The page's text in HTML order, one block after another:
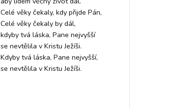
Celé věky čekaly, kdy přijde Pán,
Celé věky čekaly by dál,
kdyby tvá láska, Pane nejvyšší
se nevtělila v Kristu Ježíši.
Kdyby tvá láska, Pane nejvyšší,
se nevtělila v Kristu Ježíši.